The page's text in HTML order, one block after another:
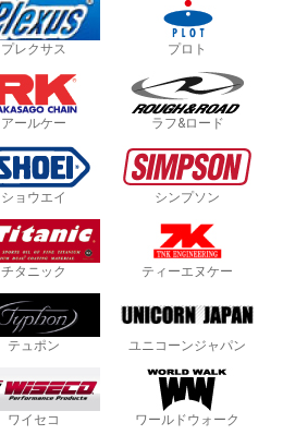
プレクサス プロト
アールケー ラフ&ロード
ショウエイ シンプソン
チタニック ティーエヌケー
テュポン ユニコーンジャパン
ワイセコ ワールドウォーク